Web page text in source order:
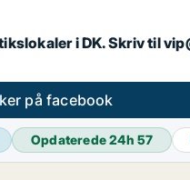
i DK. Skriv til
på facebook
Opdaterede 24h57